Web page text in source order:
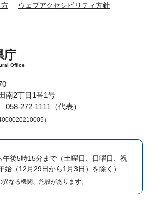
ウェブアクセシビリティ方針
庁
Office
南2丁目1番1号
272-1111（代表）
）
午後5時15分まで （土曜日、日曜日、祝
始（12月29日から1月3日）を除く）
なる機関、施設があります。